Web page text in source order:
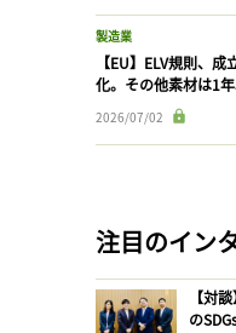
製造業
【EU】ELV規則、
化。その他素材は1
2026/07/02
注目のイン
【対
の